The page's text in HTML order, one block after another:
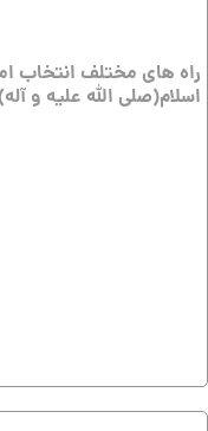
راه های مختلف انتخاب
اسلام(صلی الله علیه و آله)